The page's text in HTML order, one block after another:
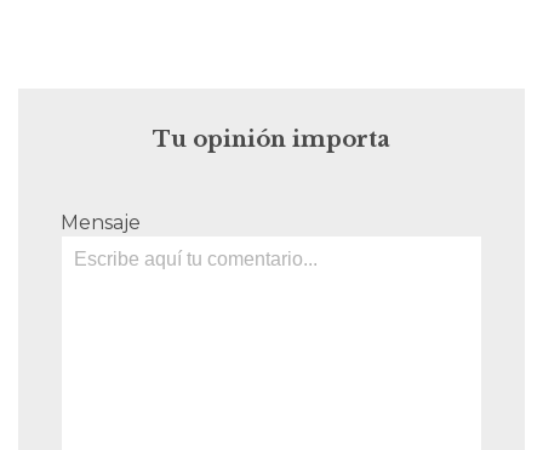
Tu opinión importa
Mensaje